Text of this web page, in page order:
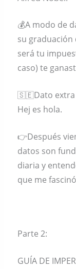
💰A modo de
su graduación
será tu
caso) te
🇸🇪Dato extra
Hej es hola.
👉Después
datos son
diaria y
que me
Parte 2:
GUÍA DE